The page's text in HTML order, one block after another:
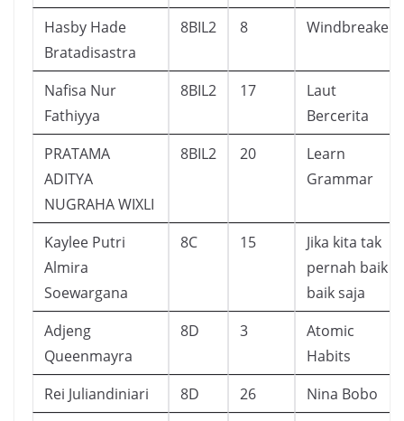
Hasby Hade
Bratadisastra
8BIL2 8 Windbreaker
Nafisa Nur
Fathiyya
8BIL2 17
Laut
Bercerita
PRATAMA
ADITYA
NUGRAHA WIXLI
8BIL2 20
Learn
Grammar
Kaylee Putri
Almira
Soewargana
8C 15
Jika kita tak
pernah baik
baik saja
Adjeng
Queenmayra
8D 3
Atomic
Habits
Rei Juliandiniari
8D 26
Nina Bobo